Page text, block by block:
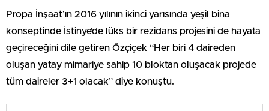
Propa İnşaat’ın 2016 yılının ikinci yarısında yeşil bina
konseptinde İstinye’de lüks bir rezidans projesini de hayata
geçireceğini dile getiren Özçiçek “Her biri 4 daireden
oluşan yatay mimariye sahip 10 bloktan oluşacak projede
tüm daireler 3+1 olacak” diye konuştu.